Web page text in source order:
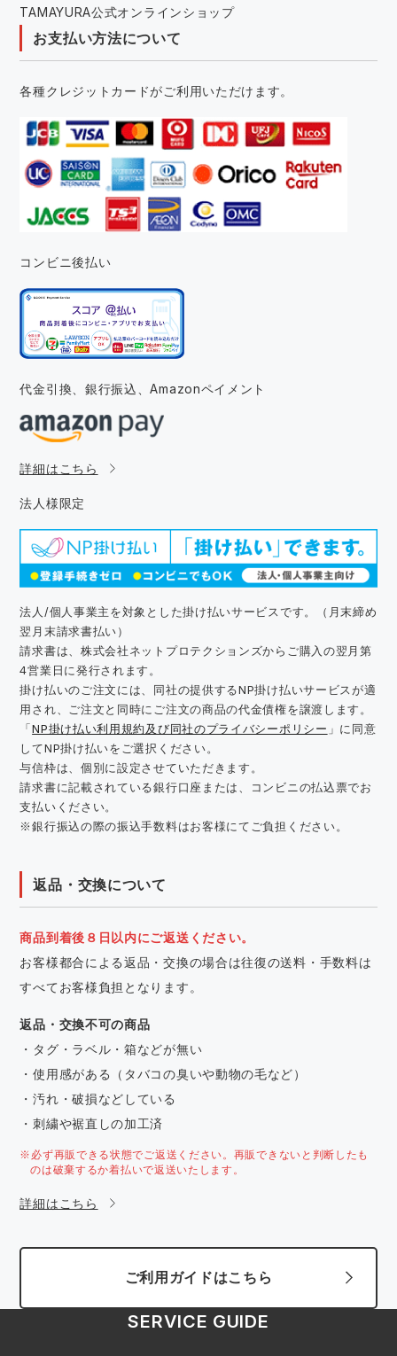
TAMAYURA公式オンラインショップ
お支払い方法について
各種クレジットカードがご利用いただけます。
コンビニ後払い
代金引換、銀行振込、Amazonペイメント
詳細はこちら
法人様限定
法人/個人事業主を対象とした掛け払いサービスです。（月末締め
翌月末請求書払い）
請求書は、株式会社ネットプロテクションズからご購入の翌月第
4営業日に発行されます。
掛け払いのご注文には、同社の提供するNP掛け払いサービスが適
用され、ご注文と同時にご注文の商品の代金債権を譲渡します。
「NP掛け払い利用規約及び同社のプライバシーポリシー 」に同意
してNP掛け払いをご選択ください。
与信枠は、個別に設定させていただきます。
請求書に記載されている銀行口座または、コンビニの払込票でお
支払いください。
※銀行振込の際の振込手数料はお客様にてご負担ください。
返品・交換について
商品到着後８日以内にご返送ください。
お客様都合による返品・交換の場合は往復の送料・手数料は
すべてお客様負担となります。
返品・交換不可の商品
・タグ・ラベル・箱などが無い
・使用感がある（タバコの臭いや動物の毛など）
・汚れ・破損などしている
・刺繍や裾直しの加工済
※必ず再販できる状態でご返送ください。再販できないと判断したも
のは破棄するか着払いで返送いたします。
詳細はこちら
ご利用ガイドはこちら
SERVICE GUIDE